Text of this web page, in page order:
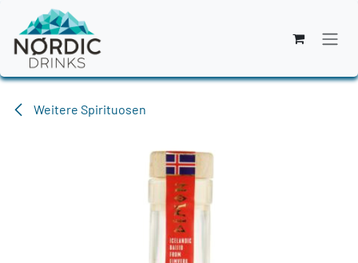
Zum Inhalt springen
Weitere Spirituosen